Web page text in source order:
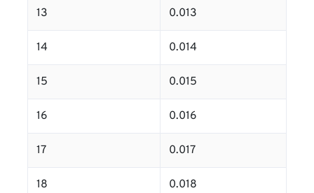
13 0.013
14 0.014
15 0.015
16 0.016
17 0.017
18 0.018